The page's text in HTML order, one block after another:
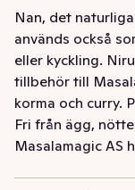
Nan, det
används också
eller kyckling.
tillbehör till
korma och curry.
Fri från ägg,
Masalamagic AS